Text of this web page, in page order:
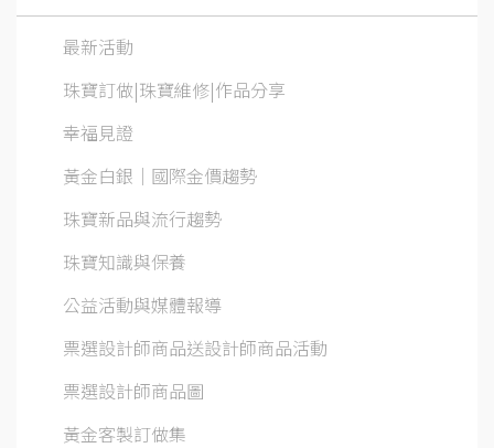
最新活動
珠寶訂做|珠寶維修|作品分享
幸福見證
黃金白銀│國際金價趨勢
珠寶新品與流行趨勢
珠寶知識與保養
公益活動與媒體報導
票選設計師商品送設計師商品活動
票選設計師商品圖
黃金客製訂做集